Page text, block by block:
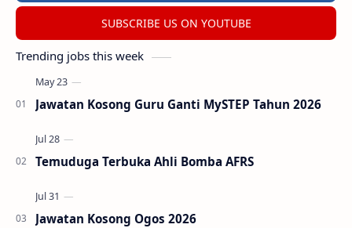
SUBSCRIBE US ON YOUTUBE
Trending jobs this week
Jawatan Kosong Guru Ganti MySTEP Tahun 2026
Temuduga Terbuka Ahli Bomba AFRS
Jawatan Kosong Ogos 2026